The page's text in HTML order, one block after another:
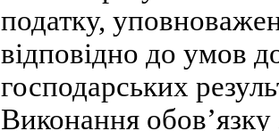
податку,
відповідно до умов
господарських
Виконання обов’язку